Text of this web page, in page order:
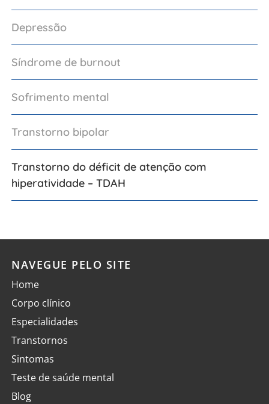
Depressão
Síndrome de burnout
Sofrimento mental
Transtorno bipolar
Transtorno do déficit de atenção com
hiperatividade – TDAH
NAVEGUE PELO SITE
Home
Corpo clínico
Especialidades
Transtornos
Sintomas
Teste de saúde mental
Blog